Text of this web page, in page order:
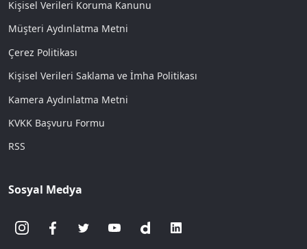
Kişisel Verileri Koruma Kanunu
Müşteri Aydınlatma Metni
Çerez Politikası
Kişisel Verileri Saklama ve İmha Politikası
Kamera Aydınlatma Metni
KVKK Başvuru Formu
RSS
Sosyal Medya